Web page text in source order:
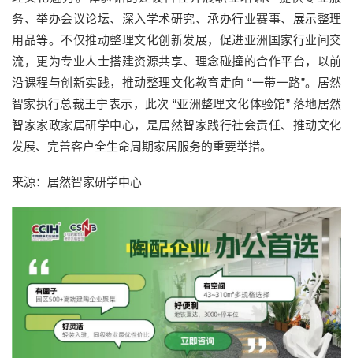
务、举办会议论坛、深入学术研究、承办行业赛事、展示整理
用品等。不仅推动整理文化创新发展，促进亚洲国家行业间交
流，更为专业人士搭建资源共享、理念碰撞的合作平台，以前
沿课程与创新实践，推动整理文化教育走向 “一带一路”。居然
智家执行总裁王宁表示，此次 “亚洲整理文化体验馆” 落地居然
智家家政家居研学中心，是居然智家践行社会责任、推动文化
发展、完善客户全生命周期家居服务的重要举措。
来源：居然智家研学中心